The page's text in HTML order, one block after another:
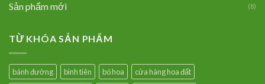
Sản phẩm mới (8)
TỪ KHÓA SẢN PHẨM
bánh đường bình tiên bó hoa
cửa hàng hoa đất